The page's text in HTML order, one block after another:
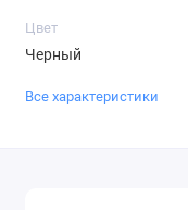
Цвет
Черный
Все характеристики